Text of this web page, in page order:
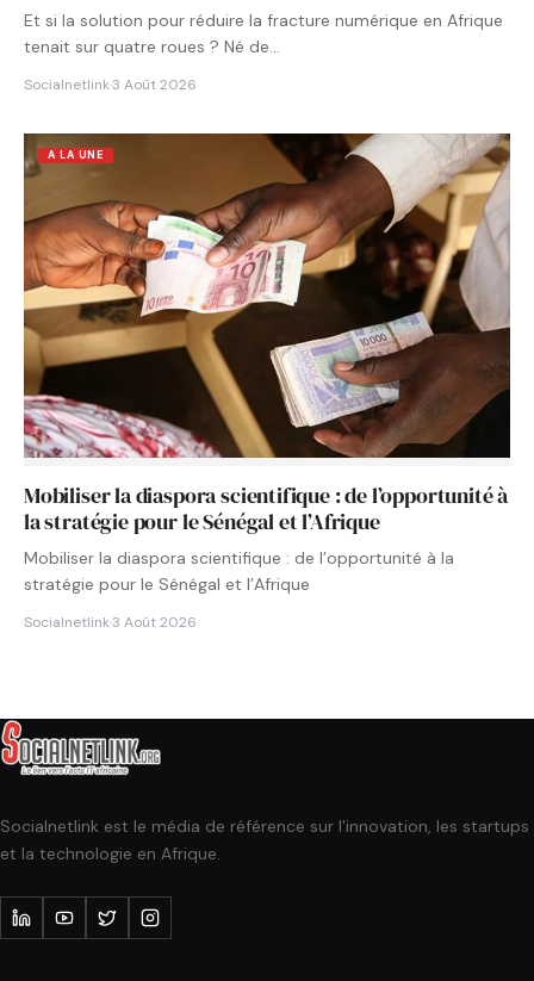
Et si la solution pour réduire la fracture numérique en Afrique
tenait sur quatre roues ? Né de…
Socialnetlink·3 Août 2026
A LA UNE
Mobiliser la diaspora scientifique : de l’opportunité à
la stratégie pour le Sénégal et l’Afrique
Mobiliser la diaspora scientifique : de l’opportunité à la
stratégie pour le Sénégal et l’Afrique
Socialnetlink·3 Août 2026
Socialnetlink est le média de référence sur l'innovation, les startups
et la technologie en Afrique.